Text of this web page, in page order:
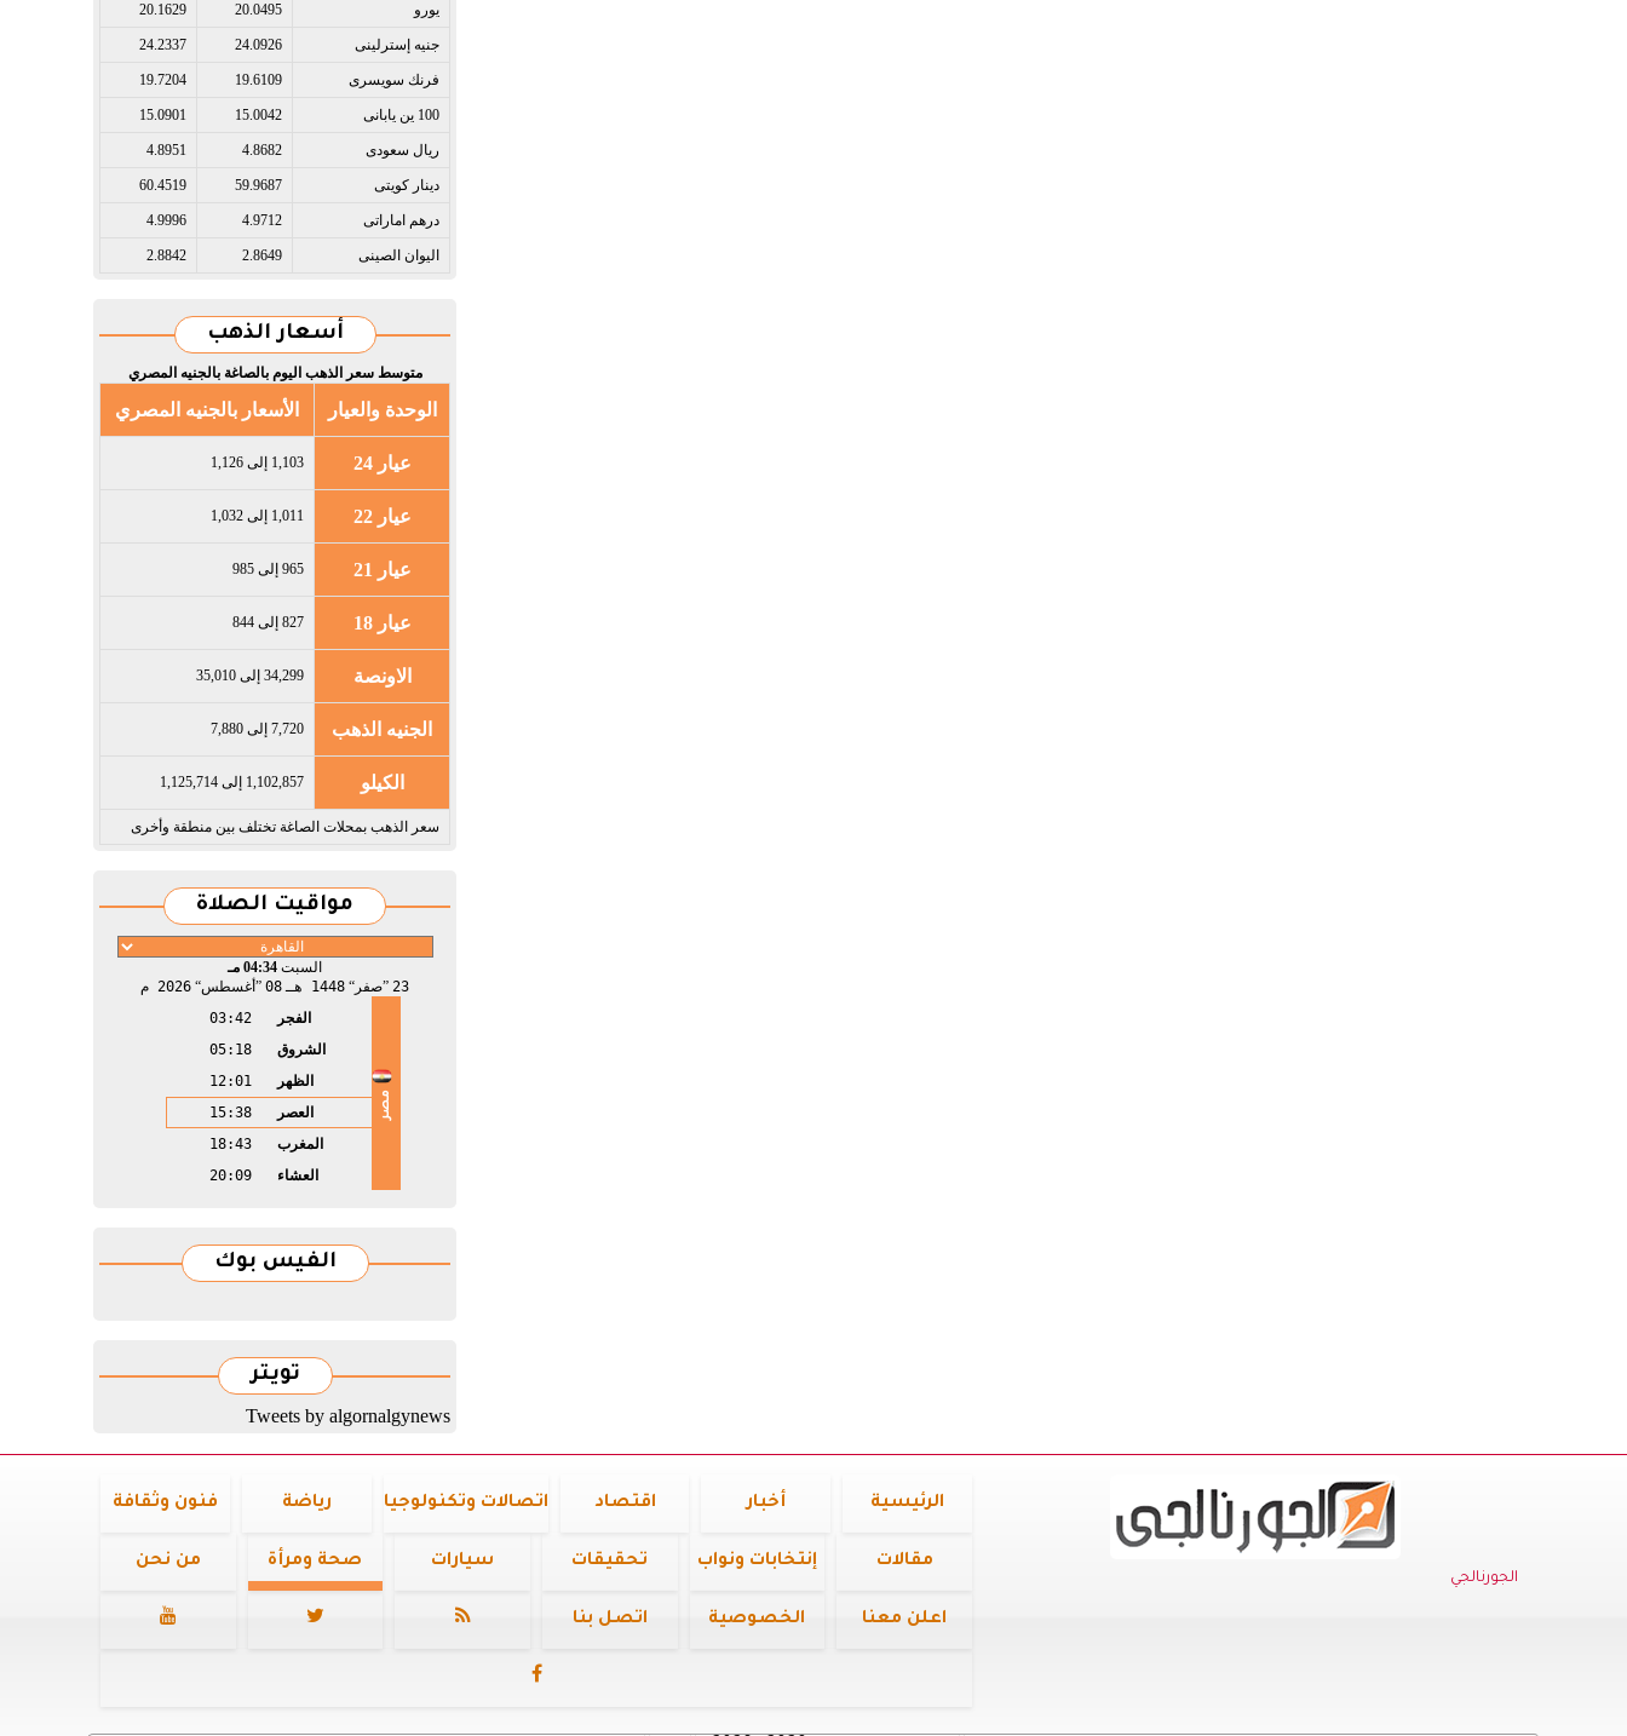
يورو​ 20.0495
20.1629
جنيه إسترلينى​ 24.0926
24.2337
فرنك سويسرى​ 19.6109
19.7204
100 ين يابانى​ 15.0042
15.0901
ريال سعودى​ 4.8682
4.8951
دينار كويتى​ 59.9687
60.4519
درهم اماراتى​ 4.9712
4.9996
اليوان الصينى​ 2.8649
2.8842
أسعار الذهب
متوسط سعر الذهب اليوم بالصاغة بالجنيه المصري
الوحدة والعيار الأسعار بالجنيه المصري
عيار 24 1,103 إلى 1,126
عيار 22 1,011 إلى 1,032
عيار 21 965 إلى 985
عيار 18 827 إلى 844
الاونصة 34,299 إلى 35,010
الجنيه الذهب 7,720 إلى 7,880
الكيلو 1,102,857 إلى 1,125,714
سعر الذهب بمحلات الصاغة تختلف بين منطقة وأخرى
مواقيت الصلاة
السبت 04:34 مـ
23 صفر 1448 هـ 08 أغسطس 2026 م
مصر
الفجر
03:42
الشروق
05:18
الظهر
12:01
العصر
15:38
المغرب
18:43
العشاء
20:09
الفيس بوك
تويتر
Tweets by algornalgynews
الجورنالجي
الرئيسية أخبار اقتصاد اتصالات وتكنولوجيا رياضة فنون وثقافة
مقالات إنتخابات ونواب تحقيقات سيارات صحة ومرأة من نحن
اعلن معنا الخصوصية اتصل بنا 


